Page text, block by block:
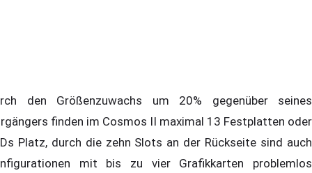
den Größenzuwachs um 20% gegenüber seines
finden im Cosmos II maximal 13 Festplatten oder
Platz, durch die zehn Slots an der Rückseite sind auch
mit bis zu vier Grafikkarten problemlos